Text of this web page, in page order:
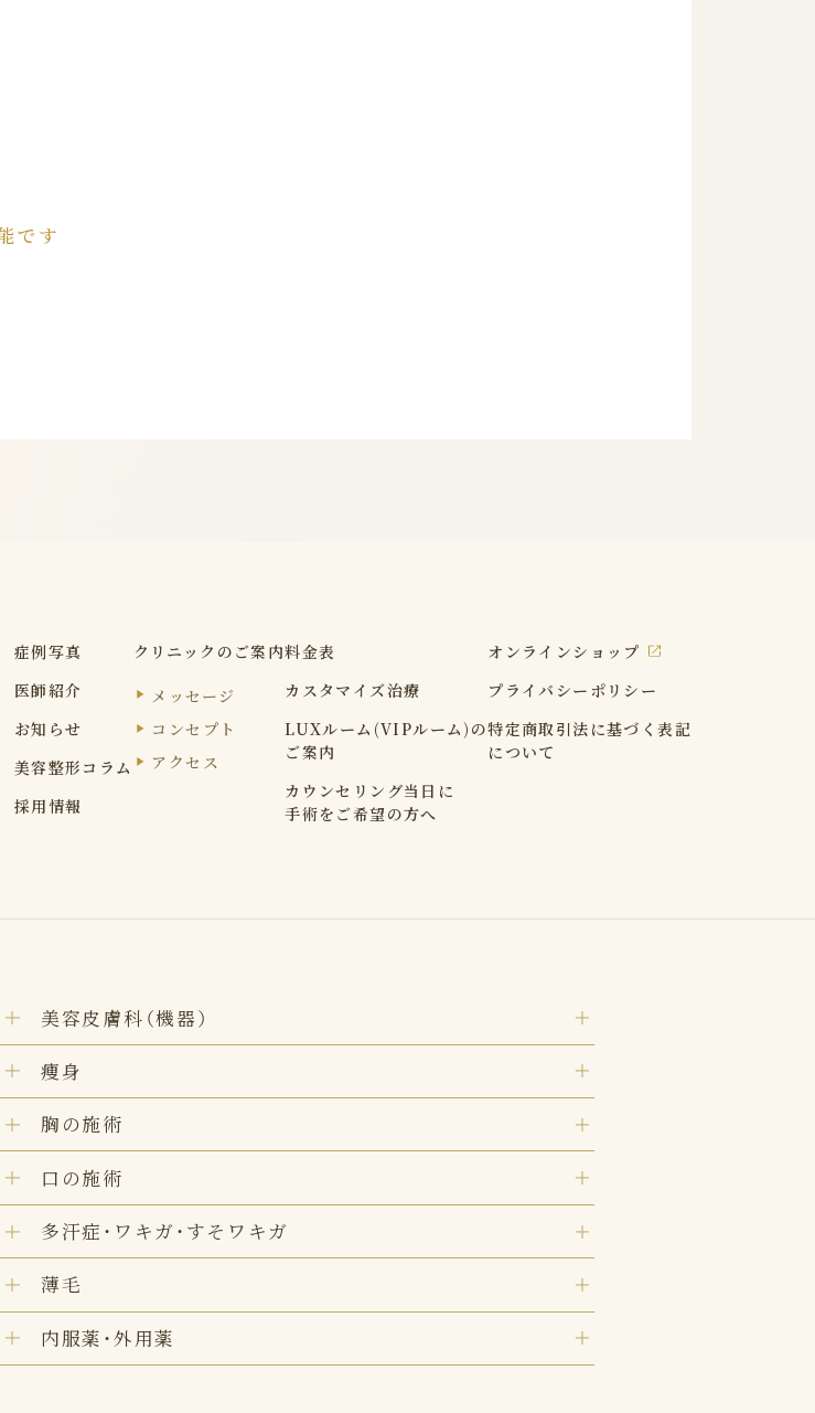
です
症例写真
医師紹介
お知らせ
美容整形コラム
採用情報
クリニックのご案内
メッセージ
コンセプト
アクセス
料金表
カスタマイズ治療
LUXルーム(VIPルーム)の
ご案内
カウンセリング当日に
手術をご希望の方へ
オンラインショップ
プライバシーポリシー
特定商取引法に基づく表記
について
美容皮膚科（機器）
痩身
胸の施術
口の施術
多汗症・ワキガ・すそワキガ
薄毛
内服薬・外用薬